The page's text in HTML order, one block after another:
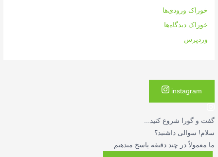
خوراک ورودی‌ها
خوراک دیدگاه‌ها
وردپرس
instagram
گفت و گورا شروع کنید...
سلام! سوالی داشتید؟
ما معمولاً در چند دقیقه پاسخ میدهیم